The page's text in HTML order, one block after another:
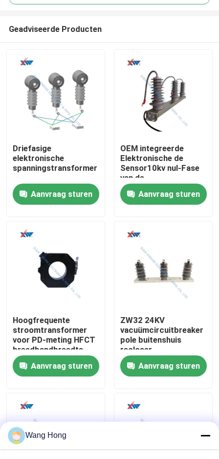
Huis
Producten
VR-show
Ongeveer ons
Kwaliteitscontrole
contacteer ons
Hoogspannings Ceramische Condensator
Geadviseerde Producten
Driefasige
elektronische
spanningstransformer
Aanvraag sturen
OEM integreerde
Elektronische de
Sensor10kv nul-Fase
van de
Voltagetransformator
Aanvraag sturen
Hoogfrequente
stroomtransformer
voor PD-meting HFCT
breedbandbreedte
200KHZ-100MHZ
BNC-connector
Aanvraag sturen
ZW32 24KV
vacuümcircuitbreaker
pole buitenshuis
recloser
spanningssensor
nulfase geïntegreerde
spanningstransformer
Aanvraag sturen
Wang Hong